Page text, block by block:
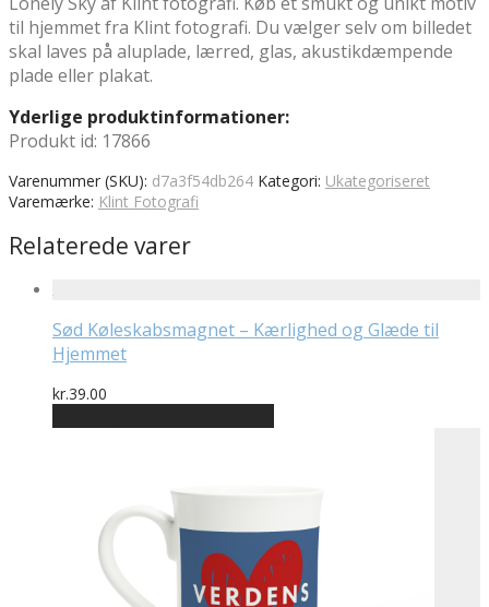
til hjemmet fra Klint fotografi. Du vælger selv om billedet
skal laves på aluplade, lærred, glas, akustikdæmpende
plade eller plakat.
Yderlige produktinformationer:
Produkt id: 17866
Varenummer (SKU): d7a3f54db264 Kategori: Ukategoriseret
Varemærke: Klint Fotografi
Relaterede varer
Sød Køleskabsmagnet – Kærlighed og Glæde til
Hjemmet
kr.39.00